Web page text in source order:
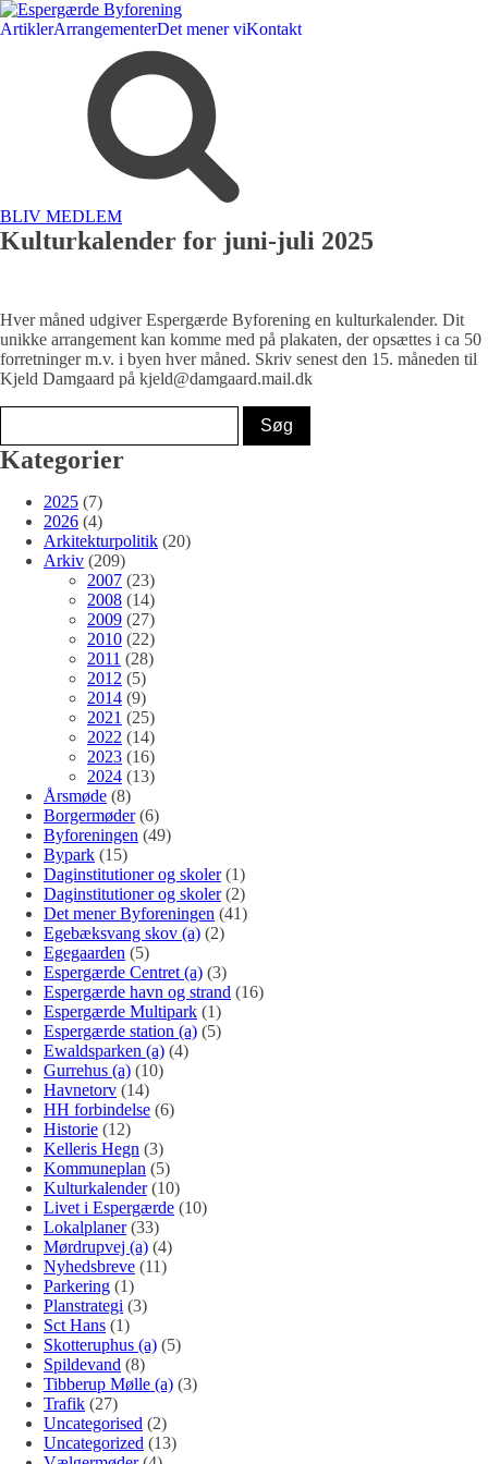
ArtiklerArrangementerDet mener viKontakt
BLIV MEDLEM
Kulturkalender for juni-juli 2025
Hver måned udgiver Espergærde Byforening en kulturkalender. Dit
unikke arrangement kan komme med på plakaten, der opsættes i ca 50
forretninger m.v. i byen hver måned. Skriv senest den 15. måneden til
Kjeld Damgaard på kjeld@damgaard.mail.dk
Kategorier
2025 (7)
2026 (4)
Arkitekturpolitik (20)
Arkiv (209)
2007 (23)
2008 (14)
2009 (27)
2010 (22)
2011 (28)
2012 (5)
2014 (9)
2021 (25)
2022 (14)
2023 (16)
2024 (13)
Årsmøde (8)
Borgermøder(6)
Byforeningen (49)
Bypark (15)
Daginstitutioner og skoler(1)
Daginstitutioner og skoler(2)
Det mener Byforeningen (41)
Egebæksvang skov (a) (2)
Egegaarden (5)
Espergærde Centret (a) (3)
Espergærde havn og strand (16)
Espergærde Multipark (1)
Espergærde station (a) (5)
Ewaldsparken (a) (4)
Gurrehus (a) (10)
Havnetorv (14)
HH forbindelse (6)
Historie (12)
Kelleris Hegn (3)
Kommuneplan (5)
Kulturkalender(10)
Livet i Espergærde (10)
Lokalplaner(33)
Mørdrupvej (a) (4)
Nyhedsbreve (11)
Parkering (1)
Planstrategi (3)
Sct Hans (1)
Skotteruphus (a) (5)
Spildevand (8)
Tibberup Mølle (a) (3)
Trafik (27)
Uncategorised (2)
Uncategorized (13)